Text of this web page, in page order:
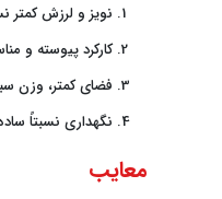
نویز و لرزش کمتر
کارکرد پیوسته و
فضای کمتر، وزن
نگهداری نسبتاً
معایب